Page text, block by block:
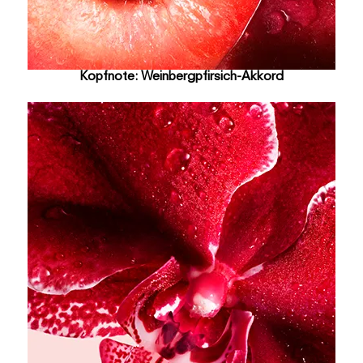
Kopfnote: Weinbergpfirsich-Akkord